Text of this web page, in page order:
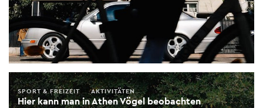
Hier kann man in Athen Vögel beobachten
SPORT & FREIZEIT AKTIVITÄTEN